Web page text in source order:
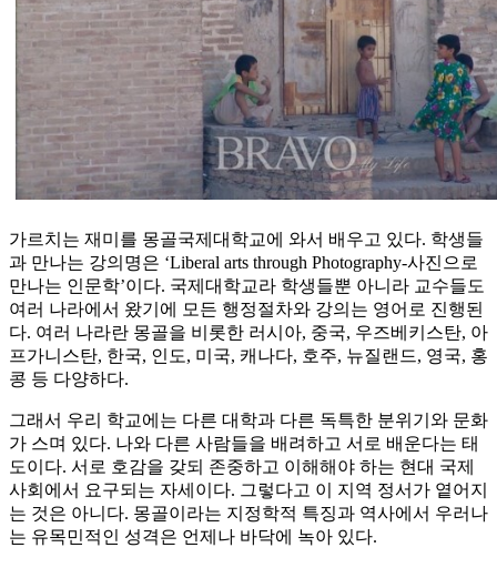
가르치는 재미를 몽골국제대학교에 와서 배우고 있다. 학생들
과 만나는 강의명은 ‘Liberal arts through Photography-사진으로
만나는 인문학’이다. 국제대학교라 학생들뿐 아니라 교수들도
여러 나라에서 왔기에 모든 행정절차와 강의는 영어로 진행된
다. 여러 나라란 몽골을 비롯한 러시아, 중국, 우즈베키스탄, 아
프가니스탄, 한국, 인도, 미국, 캐나다, 호주, 뉴질랜드, 영국, 홍
콩 등 다양하다.
그래서 우리 학교에는 다른 대학과 다른 독특한 분위기와 문화
가 스며 있다. 나와 다른 사람들을 배려하고 서로 배운다는 태
도이다. 서로 호감을 갖되 존중하고 이해해야 하는 현대 국제
사회에서 요구되는 자세이다. 그렇다고 이 지역 정서가 옅어지
는 것은 아니다. 몽골이라는 지정학적 특징과 역사에서 우러나
는 유목민적인 성격은 언제나 바닥에 녹아 있다.